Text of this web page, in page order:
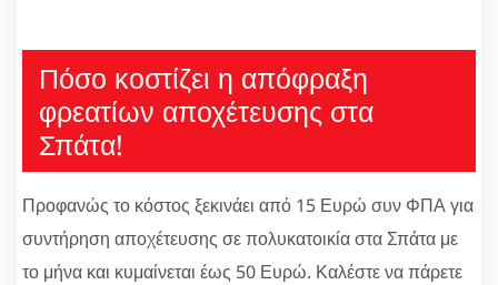
Πόσο κοστίζει η απόφραξη
φρεατίων αποχέτευσης στα
Σπάτα!
Προφανώς το κόστος ξεκινάει από 15 Ευρώ συν ΦΠΑ για
συντήρηση αποχέτευσης σε πολυκατοικία στα Σπάτα με
το μήνα και κυμαίνεται έως 50 Ευρώ. Καλέστε να πάρετε